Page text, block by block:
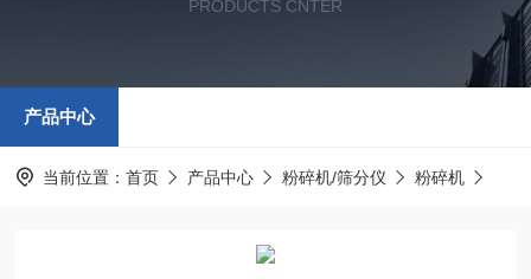
PRODUCTS CNTER
产品中心
当前位置： 首页 产品中心 粉碎机/筛分仪 粉碎机